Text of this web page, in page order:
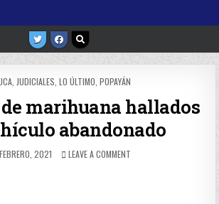
JUDICIALES LO ÚLTIMO POPAYÁN
marihuana hallados
abandonado
2021 LEAVE A COMMENT